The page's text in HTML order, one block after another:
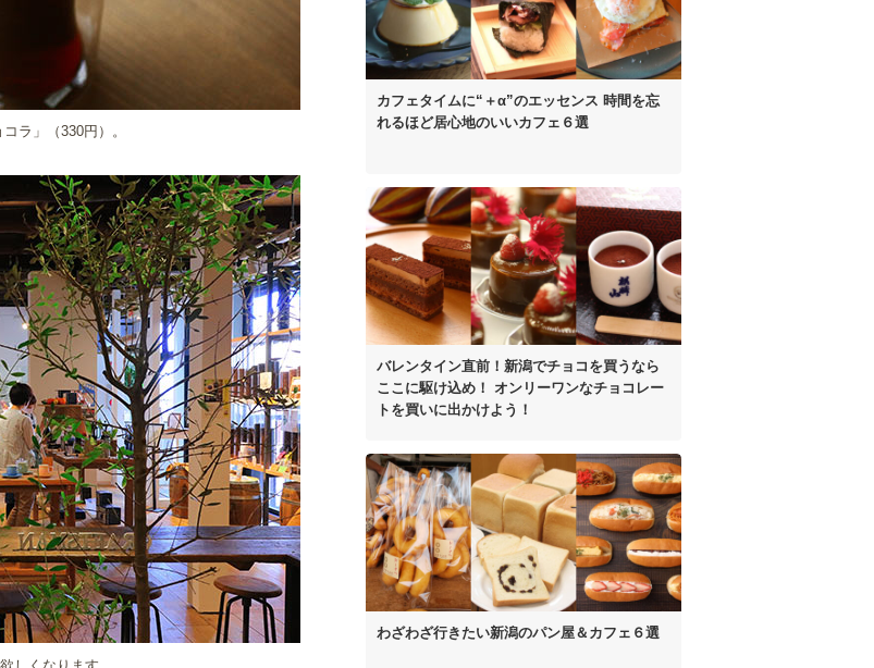
ラ」（330円）。
カフェタイムに“＋α”のエッセンス 時間を忘
れるほど居心地のいいカフェ６選
バレンタイン直前！ 新潟でチョコを買うなら
ここに駆け込め！ オンリーワンなチョコレー
ト を買いに出かけよう！
わざわざ行きたい新潟のパン屋＆カフェ６選